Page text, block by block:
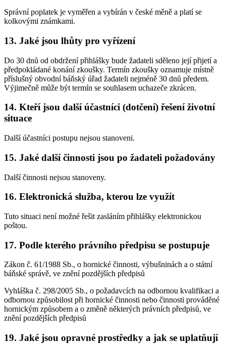
Správní poplatek je vyměřen a vybírán v české měně a platí se
kolkovými známkami.
13. Jaké jsou lhůty pro vyřízení
Do 30 dnů od obdržení přihlášky bude žadateli sděleno její přijetí a
předpokládané konání zkoušky. Termín zkoušky oznamuje místně
příslušný obvodní báňský úřad žadateli nejméně 30 dnů předem.
Výjimečně může být termín se souhlasem uchazeče zkrácen.
14. Kteří jsou další účastníci (dotčení) řešení životní
situace
Další účastníci postupu nejsou stanoveni.
15. Jaké další činnosti jsou po žadateli požadovány
Další činnosti nejsou stanoveny.
16. Elektronická služba, kterou lze využít
Tuto situaci není možné řešit zasláním přihlášky elektronickou
poštou.
17. Podle kterého právního předpisu se postupuje
Zákon č. 61/1988 Sb., o hornické činnosti, výbušninách a o státní
báňské správě, ve znění pozdějších předpisů
Vyhláška č. 298/2005 Sb., o požadavcích na odbornou kvalifikaci a
odbornou způsobilost při hornické činnosti nebo činnosti prováděné
hornickým způsobem a o změně některých právních předpisů, ve
znění pozdějších předpisů
19. Jaké jsou opravné prostředky a jak se uplatňují